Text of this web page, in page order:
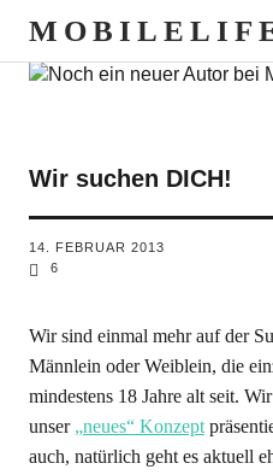
Wir suchen DICH!
14. FEBRUAR 2013
6
Wir sind einmal mehr auf der
Männlein oder Weiblein, die
mindestens 18 Jahre alt seit.
unser „neues“ Konzept
auch, natürlich geht es aktuell